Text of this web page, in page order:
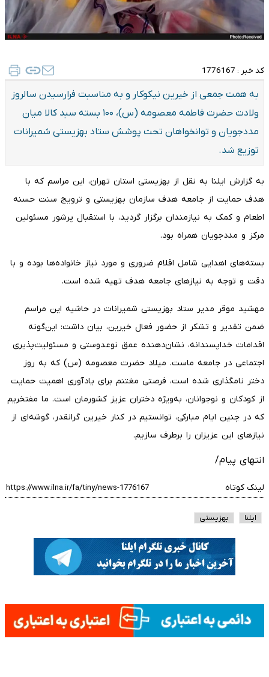
کد خبر : 1776167
به همت جمعی از خیرین نیکوکار و به مناسبت فرارسیدن سالروز
ولادت حضرت فاطمه معصومه (س)، ۱۰۰ بسته سبد کالا میان
مددجویان و توانخواهان تحت پوشش ستاد بهزیستی شمیرانات
توزیع شد.
به گزارش ایلنا به نقل از بهزیستی استان تهران، این مراسم که با
هدف حمایت از جامعه هدف سازمان بهزیستی و ترویج سنت حسنه
اطعام و کمک به نیازمندان برگزار گردید، با استقبال پرشور مسئولین
مرکز و مددجویان همراه بود.
بسته‌های اهدایی شامل اقلام ضروری و مورد نیاز خانواده‌ها بوده و با
دقت و توجه به نیازهای جامعه هدف تهیه شده است.
مهشید موقر مدیر ستاد بهزیستی شمیرانات در حاشیه این مراسم
ضمن تقدیر و تشکر از حضور فعال خیرین، بیان داشت: این‌گونه
اقدامات خداپسندانه، نشان‌دهنده عمق نوعدوستی و مسئولیت‌پذیری
اجتماعی در جامعه ماست. میلاد حضرت معصومه (س) که به روز
دختر نامگذاری شده است، فرصتی مغتنم برای یادآوری اهمیت حمایت
از کودکان و نوجوانان، به‌ویژه دختران عزیز کشورمان است. ما مفتخریم
که در چنین ایام مبارکی، توانستیم در کنار خیرین گرانقدر، گوشه‌ای از
نیازهای این عزیزان را برطرف سازیم.
انتهای پیام/
لینک کوتاه
ایلنا بهزیستی